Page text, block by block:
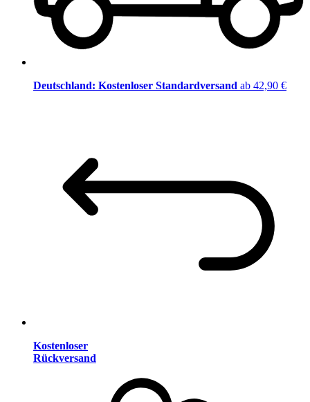
Deutschland: Kostenloser Standardversand ab 42,90 €
Kostenloser
Rückversand